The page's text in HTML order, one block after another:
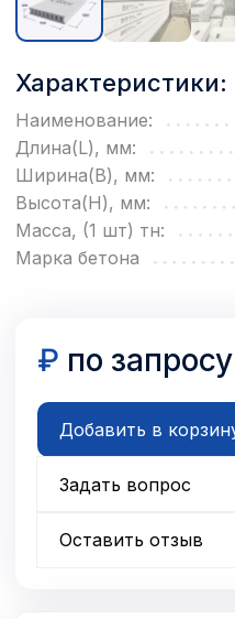
Характеристики:
Наименование:
Длина(L), мм:
Ширина(B), мм:
Высота(H), мм:
Масса, (1 шт) тн:
Марка бетона
₽ по запросу
Добавить в
Задать вопрос
Оставить отзыв